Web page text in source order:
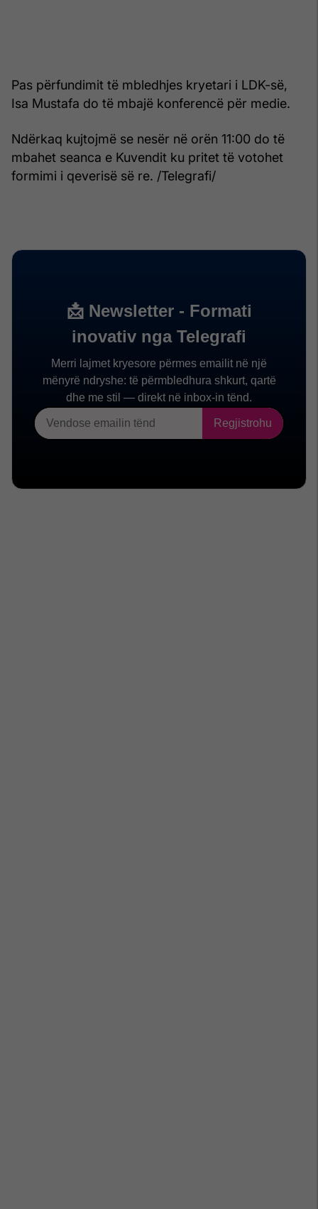
Pas përfundimit të mbledhjes kryetari i LDK-së,
Isa Mustafa do të mbajë konferencë për medie.
Ndërkaq kujtojmë se nesër në orën 11:00 do të
mbahet seanca e Kuvendit ku pritet të votohet
formimi i qeverisë së re. /Telegrafi/